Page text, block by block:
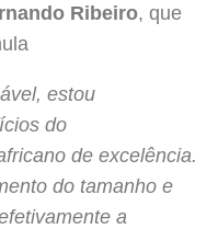
Ribeiro, que
estou
do
de excelência.
do tamanho e
a